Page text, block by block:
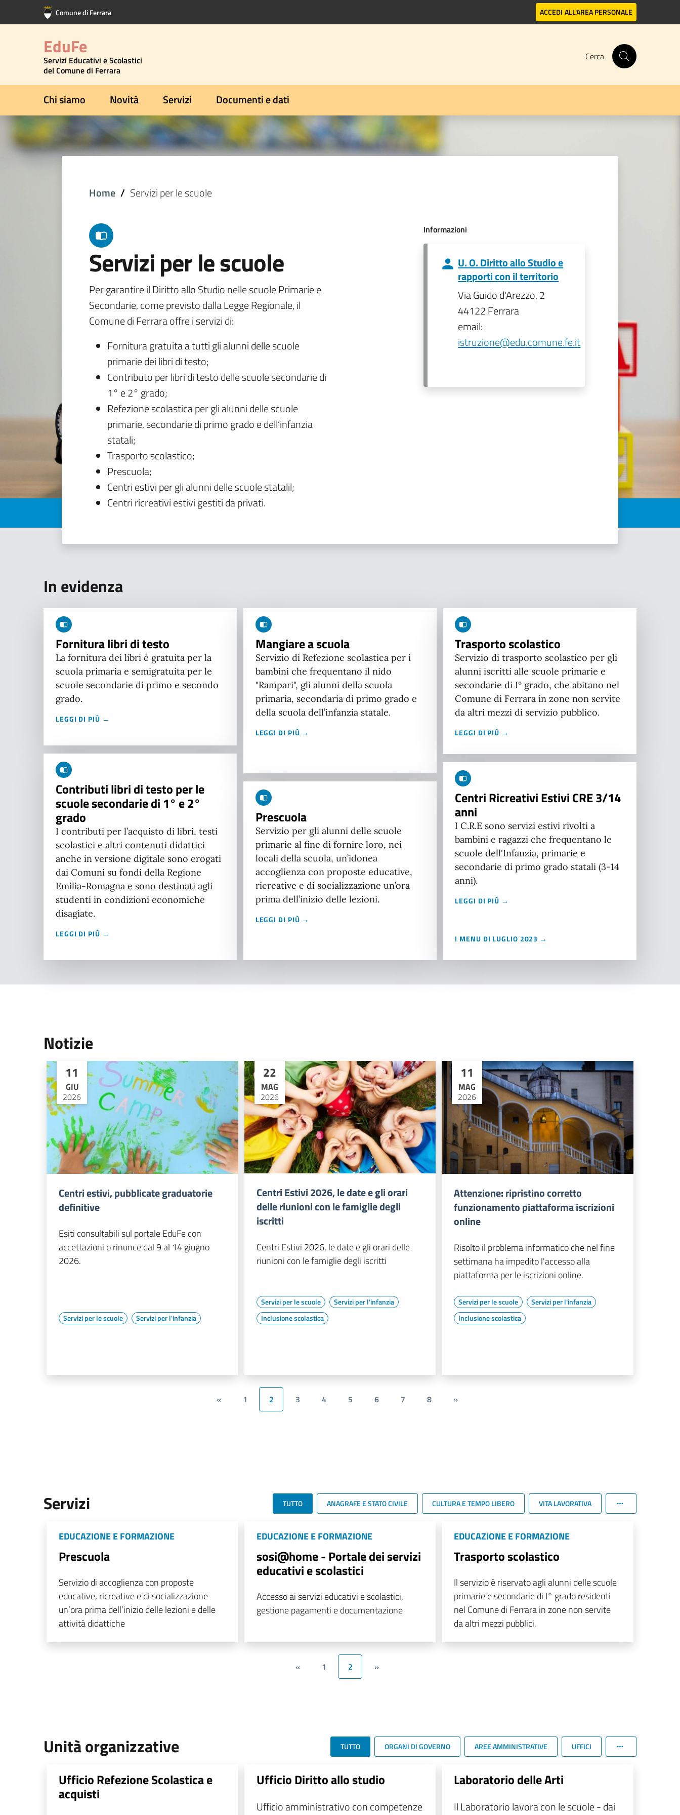
Vai al contenuto principale
Vai al footer Comune di Ferrara ACCEDI ALL'AREA PERSONALE
EduFe
Servizi Educativi e Scolastici
del Comune di Ferrara
Cerca
Chi siamo Novità Servizi Documenti e dati
Home Servizi per le scuole
Servizi per le scuole
Per garantire il Diritto allo Studio nelle scuole Primarie e
Secondarie, come previsto dalla Legge Regionale, il
Comune di Ferrara offre i servizi di:
Fornitura gratuita a tutti gli alunni delle scuole
primarie dei libri di testo;
Contributo per libri di testo delle scuole secondarie di
1° e 2° grado;
Refezione scolastica per gli alunni delle scuole
primarie, secondarie di primo grado e dell’infanzia
statali;
Trasporto scolastico;
Prescuola;
Centri estivi per gli alunni delle scuole statalil;
Centri ricreativi estivi gestiti da privati.
Informazioni
U. O. Diritto allo Studio e
rapporti con il territorio
Via Guido d'Arezzo, 2
44122 Ferrara
email:
istruzione@edu.comune.fe.it
In evidenza
Fornitura libri di testo
La fornitura dei libri è gratuita per la
scuola primaria e semigratuita per le
scuole secondarie di primo e secondo
grado.
LEGGI DI PIÙ →
Contributi libri di testo per le
scuole secondarie di 1° e 2°
grado
I contributi per l’acquisto di libri, testi
scolastici e altri contenuti didattici
anche in versione digitale sono erogati
dai Comuni su fondi della Regione
Emilia-Romagna e sono destinati agli
studenti in condizioni economiche
disagiate.
LEGGI DI PIÙ →
Mangiare a scuola
Servizio di Refezione scolastica per i
bambini che frequentano il nido
"Rampari", gli alunni della scuola
primaria, secondaria di primo grado e
della scuola dell’infanzia statale.
LEGGI DI PIÙ →
Prescuola
Servizio per gli alunni delle scuole
primarie al fine di fornire loro, nei
locali della scuola, un’idonea
accoglienza con proposte educative,
ricreative e di socializzazione un’ora
prima dell’inizio delle lezioni.
LEGGI DI PIÙ →
Trasporto scolastico
Servizio di trasporto scolastico per gli
alunni iscritti alle scuole primarie e
secondarie di I° grado, che abitano nel
Comune di Ferrara in zone non servite
da altri mezzi di servizio pubblico.
LEGGI DI PIÙ →
Centri Ricreativi Estivi CRE 3/14
anni
I C.R.E sono servizi estivi rivolti a
bambini e ragazzi che frequentano le
scuole dell'Infanzia, primarie e
secondarie di primo grado statali (3-14
anni).
LEGGI DI PIÙ →
I MENU DI LUGLIO 2023 →
Notizie
11
GIU
2026
Centri estivi, pubblicate graduatorie
definitive
Esiti consultabili sul portale EduFe con
accettazioni o rinunce dal 9 al 14 giugno
2026.
Servizi per le scuole Servizi per l'infanzia
22
MAG
2026
Centri Estivi 2026, le date e gli orari
delle riunioni con le famiglie degli
iscritti
Centri Estivi 2026, le date e gli orari delle
riunioni con le famiglie degli iscritti
Servizi per le scuole
Servizi per l'infanzia
Inclusione scolastica
11
MAG
2026
Attenzione: ripristino corretto
funzionamento piattaforma iscrizioni
online
Risolto il problema informatico che nel fine
settimana ha impedito l'accesso alla
piattaforma per le iscrizioni online.
Servizi per le scuole
Servizi per l'infanzia
Inclusione scolastica
« 1 2 3 4 5 6 7 8 »
Servizi TUTTO ANAGRAFE E STATO CIVILE CULTURA E TEMPO LIBERO VITA LAVORATIVA
EDUCAZIONE E FORMAZIONE
Prescuola
Servizio di accoglienza con proposte
educative, ricreative e di socializzazione
un’ora prima dell’inizio delle lezioni e delle
attività didattiche
EDUCAZIONE E FORMAZIONE
sosi@home - Portale dei servizi
educativi e scolastici
Accesso ai servizi educativi e scolastici,
gestione pagamenti e documentazione
EDUCAZIONE E FORMAZIONE
Trasporto scolastico
Il servizio è riservato agli alunni delle scuole
primarie e secondarie di I° grado residenti
nel Comune di Ferrara in zone non servite
da altri mezzi pubblici.
« 1 2 »
Unità organizzative TUTTO ORGANI DI GOVERNO AREE AMMINISTRATIVE UFFICI
Ufficio Refezione Scolastica e
acquisti
Ufficio Diritto allo studio
Ufficio amministrativo con competenze
Laboratorio delle Arti
Il Laboratorio lavora con le scuole - dai